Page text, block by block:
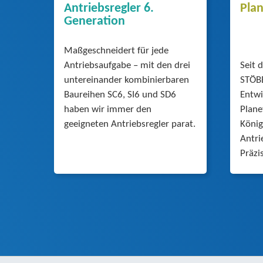
Antriebsregler 6.
Generation
Maßgeschneidert für jede
Antriebsaufgabe – mit den drei
untereinander kombinierbaren
Baureihen SC6, SI6 und SD6
haben wir immer den
geeigneten Antriebsregler parat.
Seit